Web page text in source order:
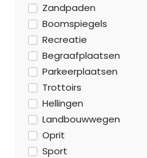
Zandpaden
Boomspiegels
Recreatie
Begraafplaatsen
Parkeerplaatsen
Trottoirs
Hellingen
Landbouwwegen
Oprit
Sport